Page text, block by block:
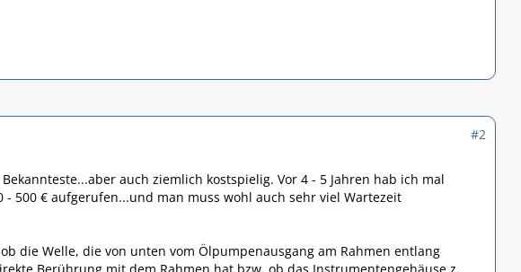
#2
auch ziemlich kostspielig. Vor 4 - 5 Jahren hab ich mal
500 € aufgerufen...und man muss wohl auch sehr viel Wartezeit
die Welle, die von unten vom Ölpumpenausgang am Rahmen entlang